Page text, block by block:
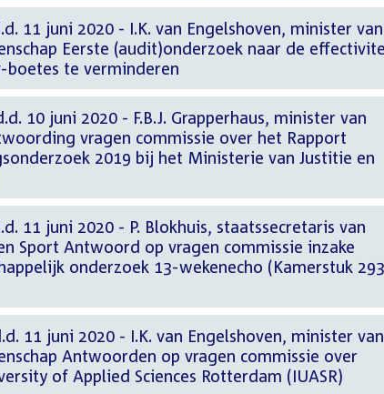
11 juni 2020 - I.K. van Engelshoven, minister van
Eerste (audit)onderzoek naar de
te verminderen
10 juni 2020 - F.B.J. Grapperhaus, minister van
vragen commissie over het Rapport
2019 bij het Ministerie van Justitie en
11 juni 2020 - P. Blokhuis, staatssecretaris van
Sport Antwoord op vragen commissie inzake
onderzoek 13-wekenecho (Kamerstuk
11 juni 2020 - I.K. van Engelshoven, minister van
Antwoorden op vragen commissie over
of Applied Sciences Rotterdam (IUASR)